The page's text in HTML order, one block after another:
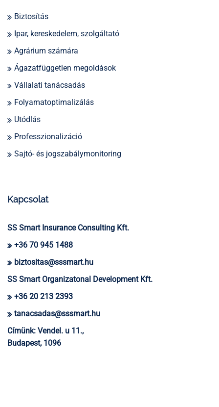
Biztosítás
Ipar, kereskedelem, szolgáltató
Agrárium számára
Ágazatfüggetlen megoldások
Vállalati tanácsadás
Folyamatoptimalizálás
Utódlás
Professzionalizáció
Sajtó- és jogszabálymonitoring
Kapcsolat
SS Smart Insurance Consulting Kft.
+36 70 945 1488
biztositas@sssmart.hu
SS Smart Organizatonal Development Kft.
+36 20 213 2393
tanacsadas@sssmart.hu
Címünk: Vendel. u 11.,
Budapest, 1096